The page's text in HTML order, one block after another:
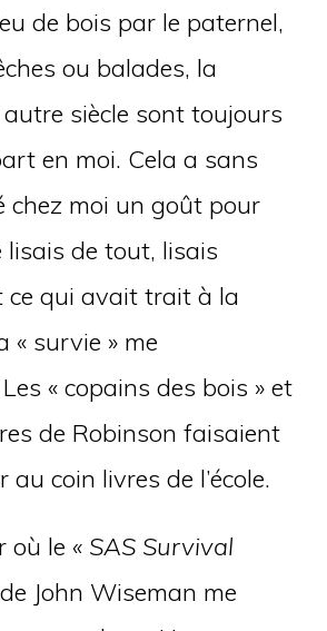
de bois par le paternel,
ou balades, la
autre siècle sont toujours
en moi. Cela a sans
chez moi un goût pour
lisais de tout, lisais
ce qui avait trait à la
« survie » me
« copains des bois » et
de Robinson faisaient
au coin livres de l’école.
où le « SAS Survival
John Wiseman me